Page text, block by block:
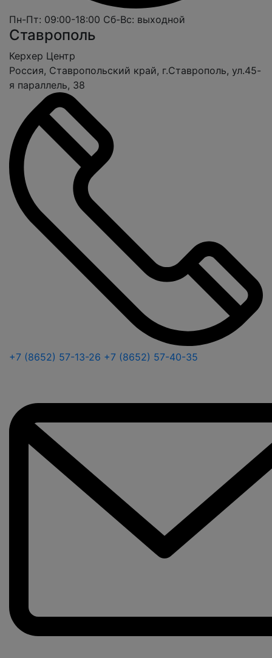
Пн-Пт: 09:00-18:00 Сб-Вс: выходной
Ставрополь
Керхер Центр
Россия, Ставропольский край, г.Ставрополь, ул.45-
я параллель, 38
+7 (8652) 57-13-26 +7 (8652) 57-40-35